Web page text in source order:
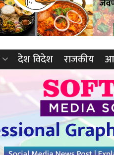
देश विदेश राजकीय